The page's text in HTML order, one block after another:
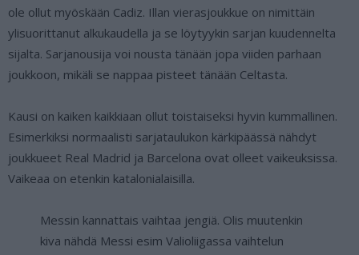
ole ollut myöskään Cadiz. Illan vierasjoukkue on nimittäin
ylisuorittanut alkukaudella ja se löytyykin sarjan kuudennelta
sijalta. Sarjanousija voi nousta tänään jopa viiden parhaan
joukkoon, mikäli se nappaa pisteet tänään Celtasta.
Kausi on kaiken kaikkiaan ollut toistaiseksi hyvin kummallinen.
Esimerkiksi normaalisti sarjataulukon kärkipäässä nähdyt
joukkueet Real Madrid ja Barcelona ovat olleet vaikeuksissa.
Vaikeaa on etenkin katalonialaisilla.
Messin kannattais vaihtaa jengiä. Olis muutenkin
kiva nähdä Messi esim Valioliigassa vaihtelun